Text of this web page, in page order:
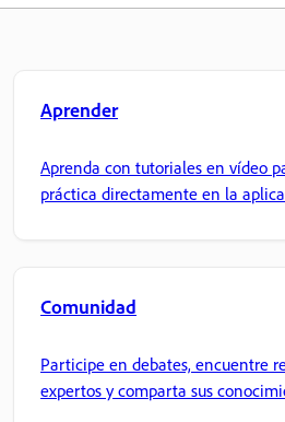
Aprender
Aprenda con tutoriales en vídeo
práctica directamente en la
Comunidad
Participe en debates, encuentre
expertos y comparta sus